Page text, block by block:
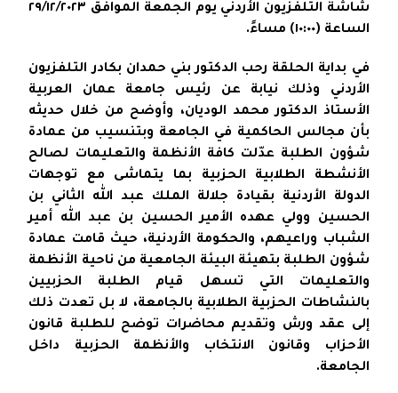
شاشة التلفزيون الأردني يوم الجمعة الموافق ٢٩/١٢/٢٠٢٣
الساعة (١٠:٠٠) مساءً.
في بداية الحلقة رحب الدكتور بني حمدان بكادر التلفزيون
الأردني وذلك نيابة عن رئيس جامعة عمان العربية
الأستاذ الدكتور محمد الوديان، وأوضح من خلال حديثه
بأن مجالس الحاكمية في الجامعة وبتنسيب من عمادة
شؤون الطلبة عدّلت كافة الأنظمة والتعليمات لصالح
الأنشطة الطلابية الحزبية بما يتماشى مع توجهات
الدولة الأردنية بقيادة جلالة الملك عبد الله الثاني بن
الحسين وولي عهده الأمير الحسين بن عبد الله أمير
الشباب وراعيهم، والحكومة الأردنية، حيث قامت عمادة
شؤون الطلبة بتهيئة البيئة الجامعية من ناحية الأنظمة
والتعليمات التي تسهل قيام الطلبة الحزبيين
بالنشاطات الحزبية الطلابية بالجامعة، لا بل تعدت ذلك
إلى عقد ورش وتقديم محاضرات توضح للطلبة قانون
الأحزاب وقانون الانتخاب والأنظمة الحزبية داخل
الجامعة.